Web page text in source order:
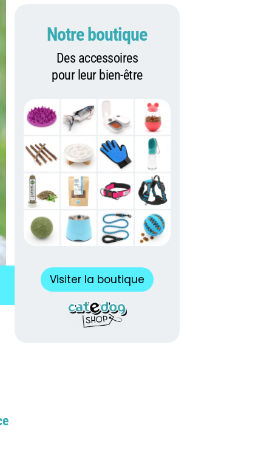
Notre boutique
Des accessoires
pour leur bien-être
Visiter la boutique